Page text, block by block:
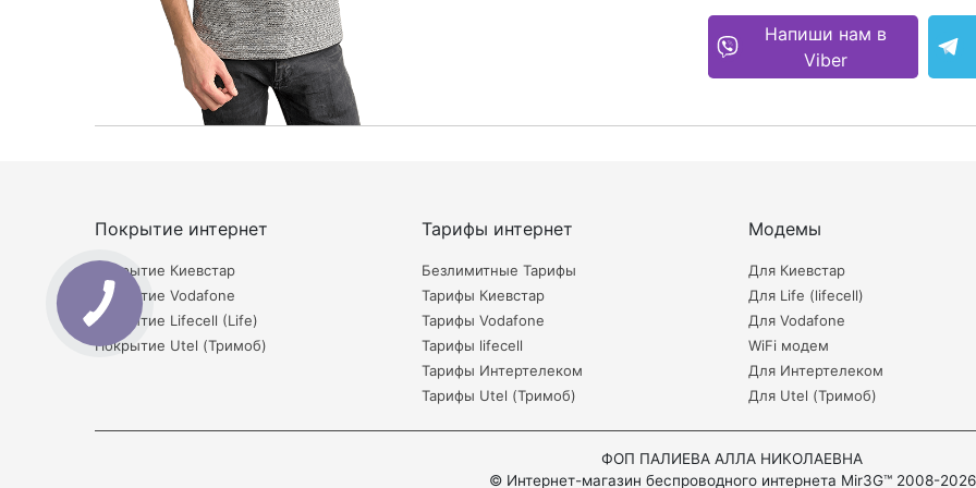
Напиши нам в
Viber
Покрытие интернет
Покрытие Киевстар
Покрытие Vodafone
Покрытие Lifecell (Life)
Покрытие Utel (Тримоб)
Тарифы интернет
Безлимитные Тарифы
Тарифы Киевстар
Тарифы Vodafone
Тарифы lifecell
Тарифы Интертелеком
Тарифы Utel (Тримоб)
Модемы
Для Киевстар
Для Life (lifecell)
Для Vodafone
WiFi модем
Для Интертелеком
Для Utel (Тримоб)
ФОП ПАЛИЕВА АЛЛА НИКОЛАЕВНА
© Интернет-магазин беспроводного интернета Mir3G™ 2008-2026